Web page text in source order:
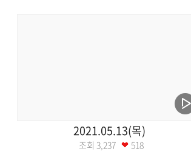
2021.05.13(목)
조회 3,237 518